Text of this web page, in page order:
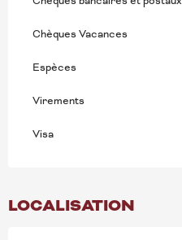
Chèques Vacances
Espèces
Virements
Visa
LOCALISATION